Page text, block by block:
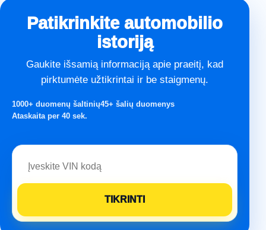
Patikrinkite automobilio
istoriją
Gaukite išsamią informaciją apie praeitį, kad
pirktumėte užtikrintai ir be staigmenų.
1000+ duomenų šaltinių45+ šalių duomenys
Ataskaita per 40 sek.